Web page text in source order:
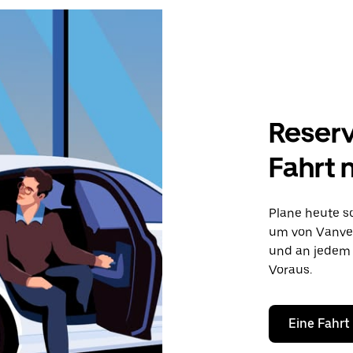
Fahrt
Plane heute
um von
und an jedem
Voraus.
Eine